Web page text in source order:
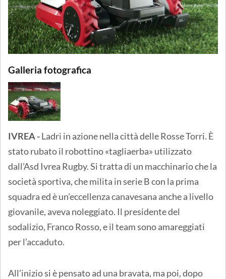
Galleria fotografica
IVREA -Ladri in azione nella città delle Rosse Torri. È
stato rubato il robottino «tagliaerba» utilizzato
dall’Asd Ivrea Rugby. Si tratta di un macchinario che la
società sportiva, che milita in serie B con la prima
squadra ed è un’eccellenza canavesana anche a livello
giovanile, aveva noleggiato. Il presidente del
sodalizio, Franco Rosso, e il team sono amareggiati
per l’accaduto.
All’inizio si è pensato ad una bravata, ma poi, dopo